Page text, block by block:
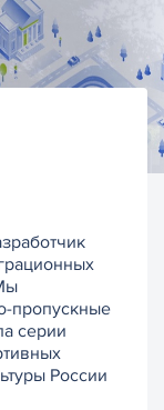
пропускные
серии
России